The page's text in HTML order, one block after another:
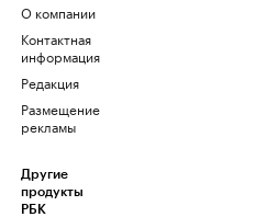
О компании
Контактная
информация
Редакция
Размещение
рекламы
Другие
продукты
РБК